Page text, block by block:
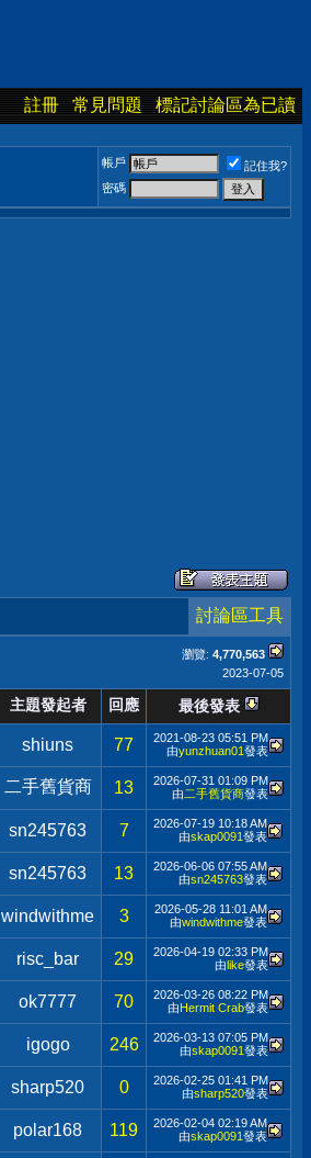
註冊 常見問題 標記討論區為已讀
帳戶
記住我?
密碼
討論區工具
瀏覽: 4,770,563
2023-07-05
主題發起者 回應 最後發表
shiuns 77 2021-08-23 05:51 PM
由yunzhuan01發表
二手舊貨商 13 2026-07-31 01:09 PM
由二手舊貨商發表
sn245763 7 2026-07-19 10:18 AM
由skap0091發表
sn245763 13 2026-06-06 07:55 AM
由sn245763發表
windwithme 3 2026-05-28 11:01 AM
由windwithme發表
risc_bar 29 2026-04-19 02:33 PM
由like發表
ok7777 70 2026-03-26 08:22 PM
由Hermit Crab發表
igogo 246 2026-03-13 07:05 PM
由skap0091發表
sharp520 0 2026-02-25 01:41 PM
由sharp520發表
polar168 119 2026-02-04 02:19 AM
由skap0091發表